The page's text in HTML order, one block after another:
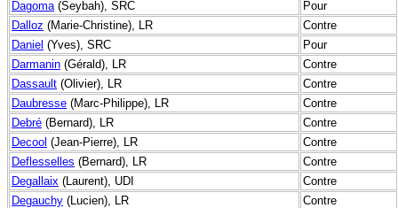
Dagoma(Seybah), SRC
Pour
Dalloz (Marie-Christine), LR
Contre
Daniel (Yves), SRC
Pour
Darmanin (Gérald), LR
Contre
Dassault (Olivier), LR
Contre
Daubresse (Marc-Philippe), LR
Contre
Debré (Bernard), LR
Contre
Decool (Jean-Pierre), LR
Contre
Deflesselles (Bernard), LR
Contre
Degallaix (Laurent), UDI
Contre
Degauchy (Lucien), LR
Contre